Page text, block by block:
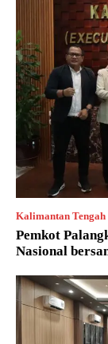
Kalimantan Tengah
Pemkot
Nasional